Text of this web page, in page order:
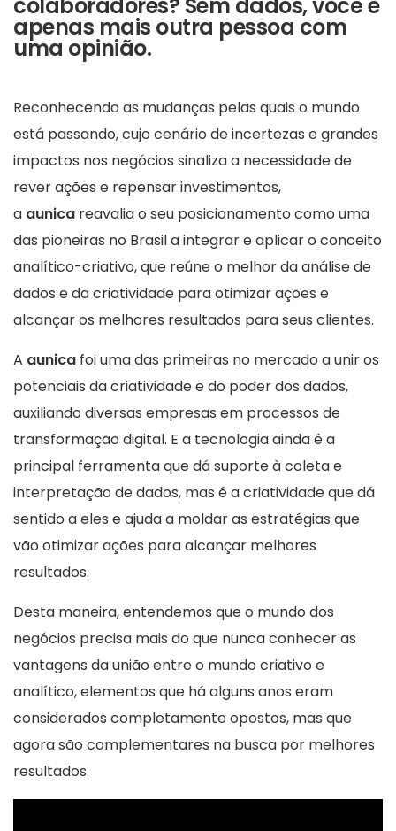
colaboradores? Sem dados, você é
apenas mais outra pessoa com
uma opinião.
Reconhecendo as mudanças pelas quais o mundo
está passando, cujo cenário de incertezas e grandes
impactos nos negócios sinaliza a necessidade de
rever ações e repensar investimentos,
a aunica reavalia o seu posicionamento como uma
das pioneiras no Brasil a integrar e aplicar o conceito
analítico-criativo, que reúne o melhor da análise de
dados e da criatividade para otimizar ações e
alcançar os melhores resultados para seus clientes.
A aunica foi uma das primeiras no mercado a unir os
potenciais da criatividade e do poder dos dados,
auxiliando diversas empresas em processos de
transformação digital. E a tecnologia ainda é a
principal ferramenta que dá suporte à coleta e
interpretação de dados, mas é a criatividade que dá
sentido a eles e ajuda a moldar as estratégias que
vão otimizar ações para alcançar melhores
resultados.
Desta maneira, entendemos que o mundo dos
negócios precisa mais do que nunca conhecer as
vantagens da união entre o mundo criativo e
analítico, elementos que há alguns anos eram
considerados completamente opostos, mas que
agora são complementares na busca por melhores
resultados.